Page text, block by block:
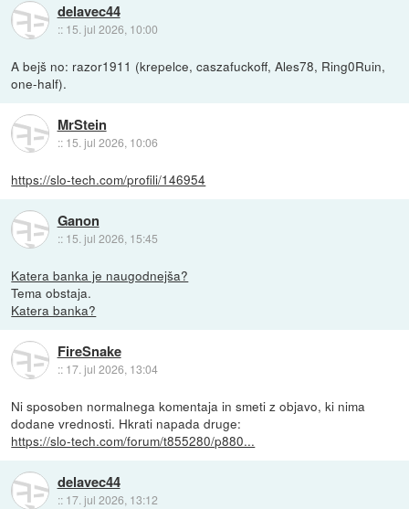
delavec44
:: 15. jul 2026, 10:00
A bejš no: razor1911 (krepelce, caszafuckoff, Ales78, Ring0Ruin,
one-half).
MrStein
:: 15. jul 2026, 10:06
https://slo-tech.com/profili/146954
Ganon
:: 15. jul 2026, 15:45
Katera banka je naugodnejša?
Tema obstaja.
Katera banka?
FireSnake
:: 17. jul 2026, 13:04
Ni sposoben normalnega komentaja in smeti z objavo, ki nima
dodane vrednosti. Hkrati napada druge:
https://slo-tech.com/forum/t855280/p880...
delavec44
:: 17. jul 2026, 13:12